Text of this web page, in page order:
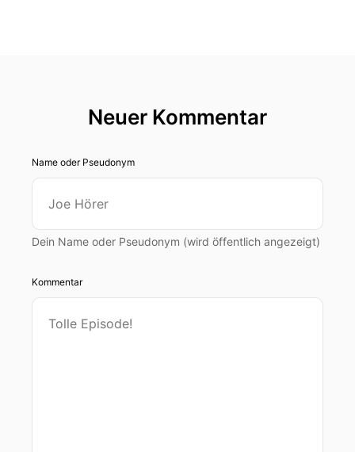
Neuer Kommentar
Name oder Pseudonym
Dein Name oder Pseudonym (wird öffentlich angezeigt)
Kommentar